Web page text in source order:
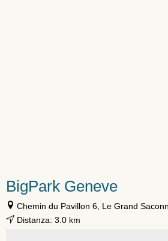
BigPark Geneve
Chemin du Pavillon 6, Le Grand
Distanza: 3.0 km